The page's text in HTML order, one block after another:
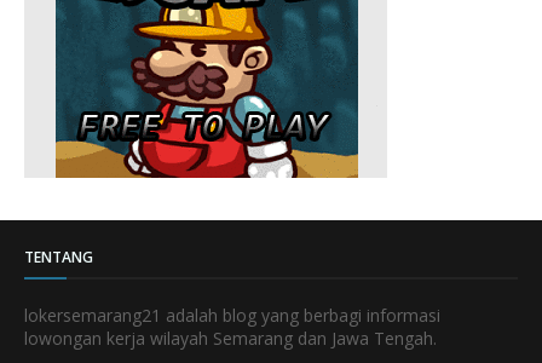
TENTANG
lokersemarang21 adalah blog yang berbagi informasi
lowongan kerja wilayah Semarang dan Jawa Tengah.